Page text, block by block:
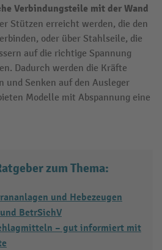
Verbindungsteile mit der Wand
Stützen erreicht werden, die den
oder über Stahlseile, die
auf die richtige Spannung
Dadurch werden die Kräfte
und Senken auf den Ausleger
Modelle mit Abspannung eine
zum Thema:
und Hebezeugen
BetrSichV
– gut informiert mit